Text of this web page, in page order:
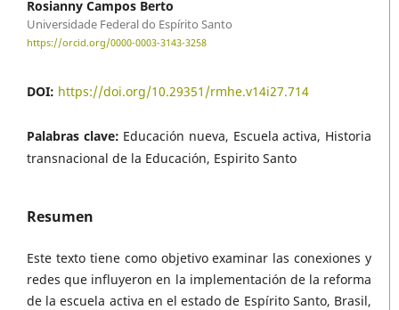
Rosianny Campos Berto
Universidade Federal do Espírito Santo
https://orcid.org/0000-0003-3143-3258
DOI: https://doi.org/10.29351/rmhe.v14i27.714
Palabras clave: Educación nueva, Escuela activa, Historia
transnacional de la Educación, Espirito Santo
Resumen
Este texto tiene como objetivo examinar las conexiones y
redes que influyeron en la implementación de la reforma
de la escuela activa en el estado de Espírito Santo, Brasil,